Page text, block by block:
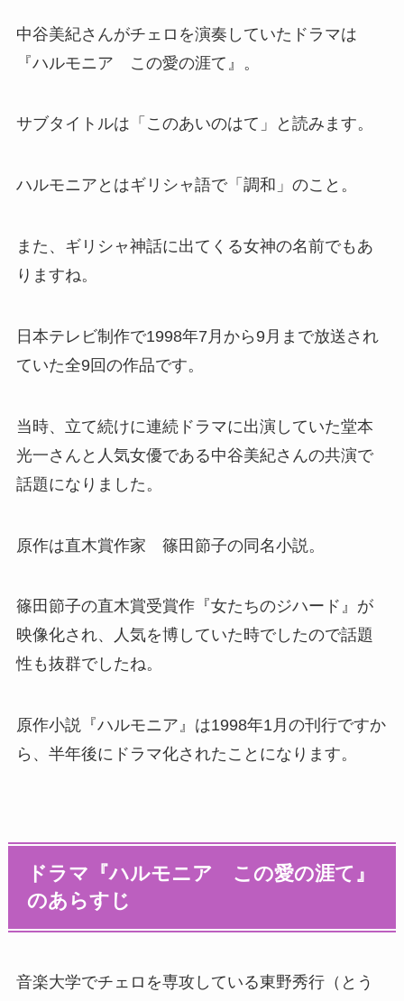
中谷美紀さんがチェロを演奏していたドラマは
『ハルモニア この愛の涯て』。
サブタイトルは「このあいのはて」と読みます。
ハルモニアとはギリシャ語で「調和」のこと。
また、ギリシャ神話に出てくる女神の名前でもあ
りますね。
日本テレビ制作で1998年7月から9月まで放送され
ていた全9回の作品です。
当時、立て続けに連続ドラマに出演していた堂本
光一さんと人気女優である中谷美紀さんの共演で
話題になりました。
原作は直木賞作家 篠田節子の同名小説。
篠田節子の直木賞受賞作『女たちのジハード』が
映像化され、人気を博していた時でしたので話題
性も抜群でしたね。
原作小説『ハルモニア』は1998年1月の刊行ですか
ら、半年後にドラマ化されたことになります。
ドラマ『ハルモニア この愛の涯て』
のあらすじ
音楽大学でチェロを専攻している東野秀行（とう